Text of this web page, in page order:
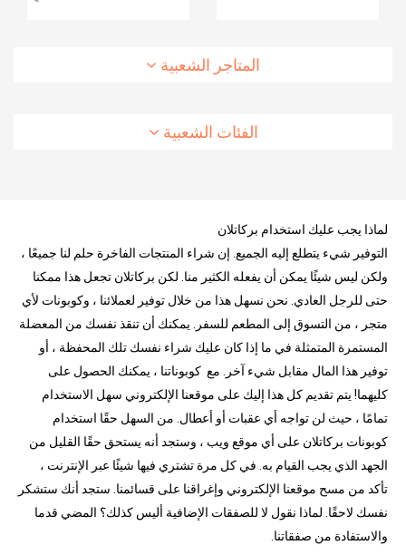
المتاجر الشعبية
الفئات الشعبية
لماذا يجب عليك استخدام بركاتلان
التوفير شيء يتطلع إليه الجميع. إن شراء المنتجات الفاخرة حلم لنا جميعًا ،
ولكن ليس شيئًا يمكن أن يفعله الكثير منا. لكن بركاتلان تجعل هذا ممكنا
حتى للرجل العادي. نحن نسهل هذا من خلال توفير لعملائنا ، وكوبونات لأي
متجر ، من التسوق إلى المطعم للسفر. يمكنك أن تنقذ نفسك من المعضلة
المستمرة المتمثلة في ما إذا كان عليك شراء نفسك تلك المحفظة ، أو
توفير هذا المال مقابل شيء آخر. مع كوبوناتنا ، يمكنك الحصول على
كليهما! يتم تقديم كل هذا إليك على موقعنا الإلكتروني سهل الاستخدام
تمامًا ، حيث لن تواجه أي عقبات أو أعطال. من السهل حقًا استخدام
كوبونات بركاتلان على أي موقع ويب ، وستجد أنه يستحق حقًا القليل من
الجهد الذي يجب القيام به. في كل مرة تشتري فيها شيئًا عبر الإنترنت ،
تأكد من مسح موقعنا الإلكتروني وإغراقنا على قسائمنا. ستجد أنك ستشكر
نفسك لاحقًا. لماذا نقول لا للصفقات الإضافية أليس كذلك؟ المضي قدما
والاستفادة من صفقاتنا.